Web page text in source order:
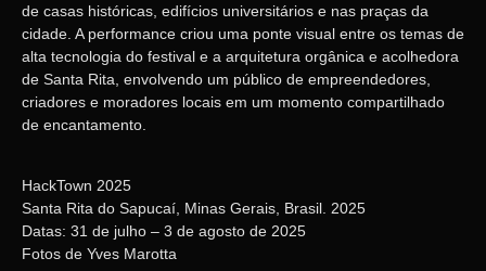
de casas históricas, edifícios universitários e nas praças da
cidade. A performance criou uma ponte visual entre os temas de
alta tecnologia do festival e a arquitetura orgânica e acolhedora
de Santa Rita, envolvendo um público de empreendedores,
criadores e moradores locais em um momento compartilhado
de encantamento.
HackTown 2025
Santa Rita do Sapucaí, Minas Gerais, Brasil. 2025
Datas: 31 de julho – 3 de agosto de 2025
Fotos de Yves Marotta